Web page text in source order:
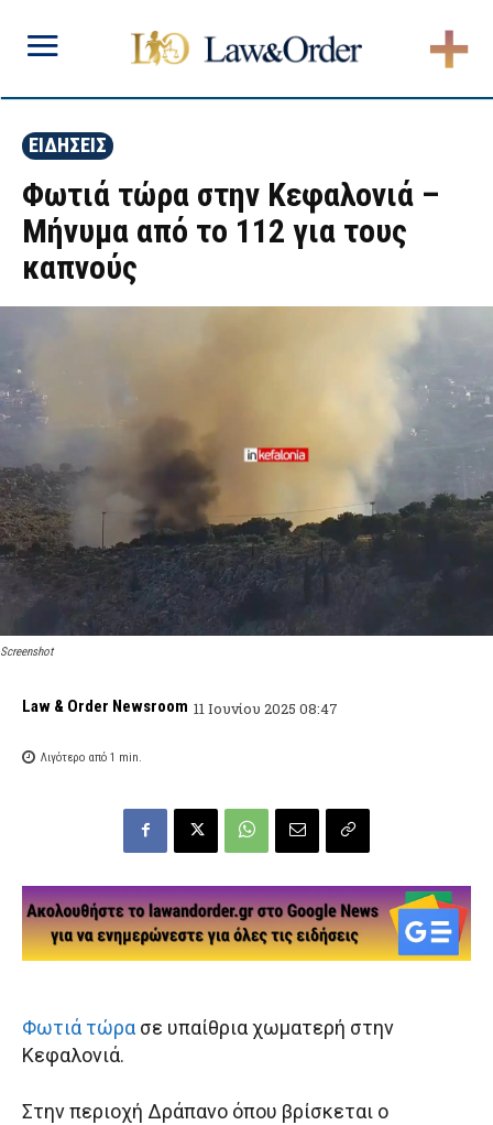
ΕΙΔΗΣΕΙΣ
Φωτιά τώρα στην Κεφαλονιά –
Μήνυμα από το 112 για τους
καπνούς
Screenshot
Law & Order Newsroom 11 Ιουνίου 2025 08:47
Λιγότερο από 1 min.
Φωτιά τώρασε υπαίθρια χωματερή στην
Κεφαλονιά.
Στην περιοχή Δράπανο όπου βρίσκεται ο